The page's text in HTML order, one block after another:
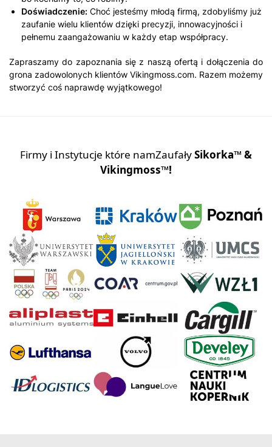
Doświadczenie: Choć jesteśmy młodą firmą, zdobyliśmy już
zaufanie wielu klientów dzięki precyzji, innowacyjności i
pełnemu zaangażowaniu w każdy etap współpracy.
Zapraszamy do zapoznania się z naszą ofertą i dołączenia do
grona zadowolonych klientów Vikingmoss.com. Razem możemy
stworzyć coś naprawdę wyjątkowego!
Firmy i Instytucje które namZaufałySikorka™ &
Vikingmoss™!